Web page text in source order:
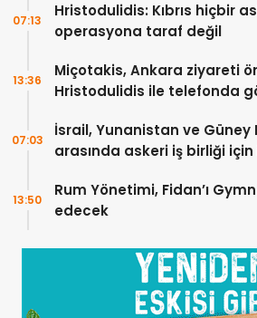
Hristodulidis: Kıbrıs hiçbir
operasyona taraf değil
07:13
Miçotakis, Ankara ziyareti
Hristodulidis ile telefonda
13:36
İsrail, Yunanistan ve Güney
arasında askeri iş birliği için
07:03
Rum Yönetimi, Fidan’ı
edecek
13:50